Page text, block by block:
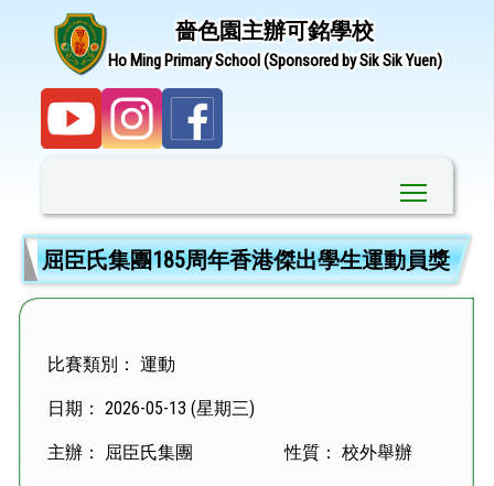
嗇色園主辦可銘學校
Ho Ming Primary School (Sponsored by Sik Sik Yuen)
屈臣氏集團185周年香港傑出學生運動員獎
比賽類別： 運動
日期： 2026-05-13 (星期三)
主辦： 屈臣氏集團 性質： 校外舉辦